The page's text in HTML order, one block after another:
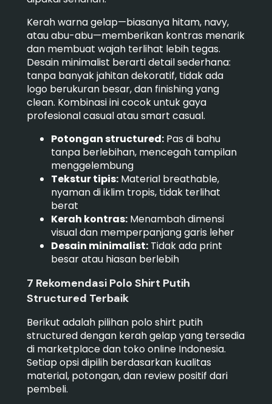
Kerah warna gelap—biasanya hitam, navy,
atau abu-abu—memberikan kontras menarik
dan membuat wajah terlihat lebih tegas.
Desain minimalist berarti detail sederhana:
tanpa banyak jahitan dekoratif, tidak ada
logo berukuran besar, dan finishing yang
clean. Kombinasi ini cocok untuk gaya
profesional casual atau smart casual.
Potongan structured:Pas di bahu
tanpa berlebihan, mencegah tampilan
menggelembung
Tekstur tipis:Material breathable,
nyaman di iklim tropis, tidak terlihat
berat
Kerah kontras:Menambah dimensi
visual dan memperpanjang garis leher
Desain minimalist:Tidak ada print
besar atau hiasan berlebih
7 Rekomendasi Polo Shirt Putih
Structured Terbaik
Berikut adalah pilihan polo shirt putih
structured dengan kerah gelap yang tersedia
di marketplace dan toko online Indonesia.
Setiap opsi dipilih berdasarkan kualitas
material, potongan, dan review positif dari
pembeli.